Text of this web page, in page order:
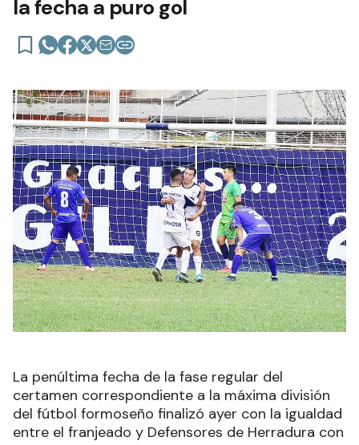
la fecha a puro gol
La penúltima fecha de la fase regular del
certamen correspondiente a la máxima división
del fútbol formoseño finalizó ayer con la igualdad
entre el franjeado y Defensores de Herradura con